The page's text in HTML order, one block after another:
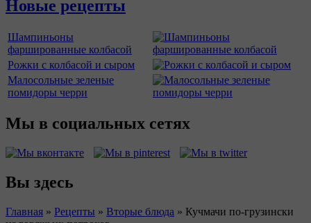
Новые рецепты
Шампиньоны
фаршированные колбасой
Рожки с колбасой и сыром
Малосольные зеленые
помидоры черри
Мы в социальных сетях
Вы здесь
Главная » Рецепты » Вторые блюда » Кучмачи по-грузински